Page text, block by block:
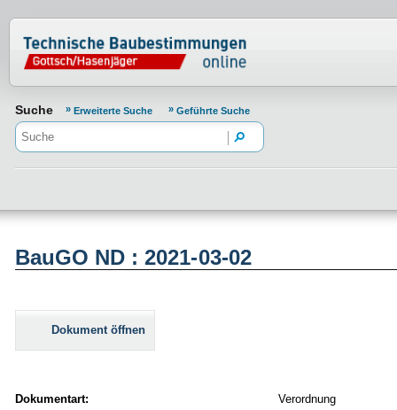
Normenportal Barrierefreiheit
Suche Erweiterte Suche Geführte Suche
BauGO ND : 2021-03-02
Dokument öffnen
Dokumentart:
Verordnung